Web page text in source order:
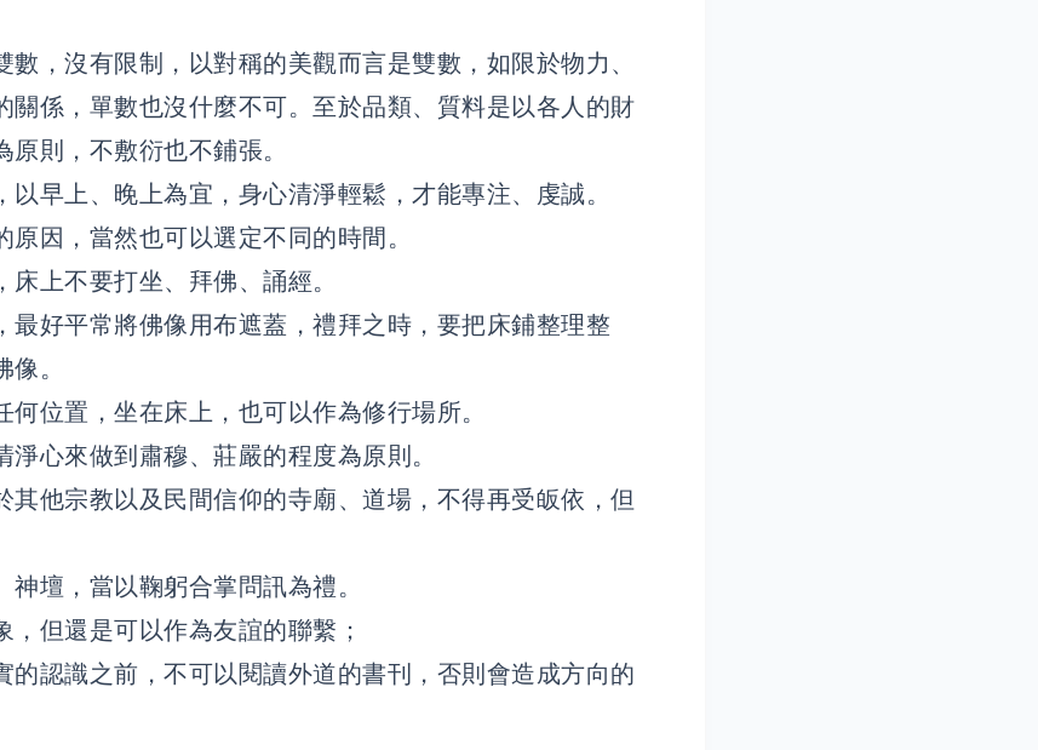
數，沒有限制，以對稱的美觀而言是雙數，如限於物力、
關係，單數也沒什麼不可。至於品類、質料是以各人的財
原則，不敷衍也不鋪張。
早上、晚上為宜，身心清淨輕鬆，才能專注、虔誠。
原因，當然也可以選定不同的時間。
上不要打坐、拜佛、誦經。
最好平常將佛像用布遮蓋，禮拜之時，要把床鋪整理整
。
何位置，坐在床上，也可以作為修行場所。
淨心來做到肅穆、莊嚴的程度為原則。
其他宗教以及民間信仰的寺廟、道場，不得再受皈依，但
神壇，當以鞠躬合掌問訊為禮。
，但還是可以作為友誼的聯繫；
的認識之前，不可以閱讀外道的書刊，否則會造成方向的